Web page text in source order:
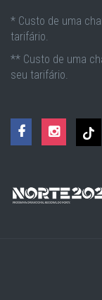
* Custo de uma
tarifário.
** Custo de uma
seu tarifário.